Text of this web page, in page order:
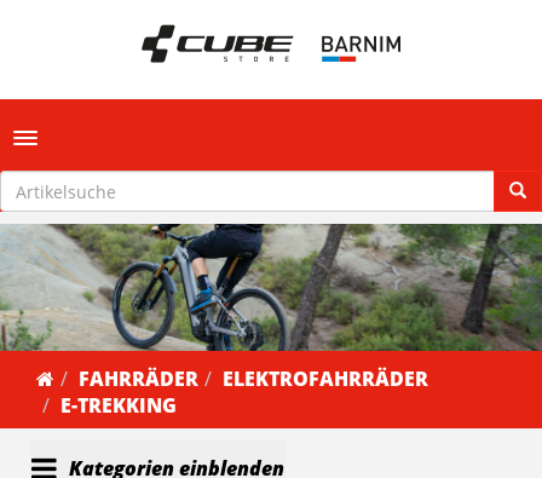
Toggle navigation
FAHRRÄDER
ELEKTROFAHRRÄDER
E-TREKKING
Kategorien einblenden